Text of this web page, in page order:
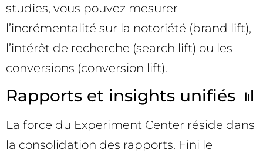
studies, vous pouvez mesurer
l’incrémentalité sur la notoriété (brand lift),
l’intérêt de recherche (search lift) ou les
conversions (conversion lift).
Rapports et insights unifiés 📊
La force du Experiment Center réside dans
la consolidation des rapports. Fini le